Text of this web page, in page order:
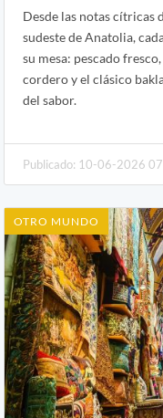
Desde las notas cítricas
sudeste de Anatolia,
su mesa: pescado
cordero y el clásico
del sabor.
Publicado: 10-06-2026
OTRO MUNDO